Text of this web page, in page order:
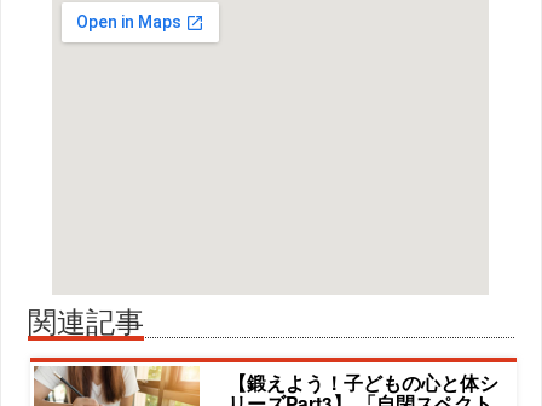
関連記事
【鍛えよう！子どもの心と体シ